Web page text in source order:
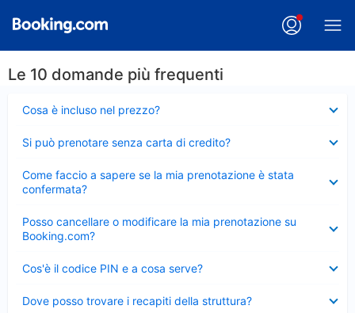
Le 10 domande più frequenti
Cosa è incluso nel prezzo?
chiuso
Si può prenotare senza carta di credito?
chiuso
Come faccio a sapere se la mia prenotazione è stata
confermata?
chiuso
Posso cancellare o modificare la mia prenotazione su
Booking.com?
chiuso
Cos'è il codice PIN e a cosa serve?
chiuso
Dove posso trovare i recapiti della struttura?
chiuso